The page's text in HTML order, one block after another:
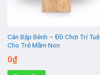
Cân Bập Bênh – Đồ Chơi Trí Tuệ
Cho Trẻ Mầm Non
0₫